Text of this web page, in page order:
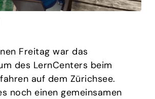
Freitag war das
des LernCenters beim
auf dem Zürichsee.
noch einen gemeinsamen